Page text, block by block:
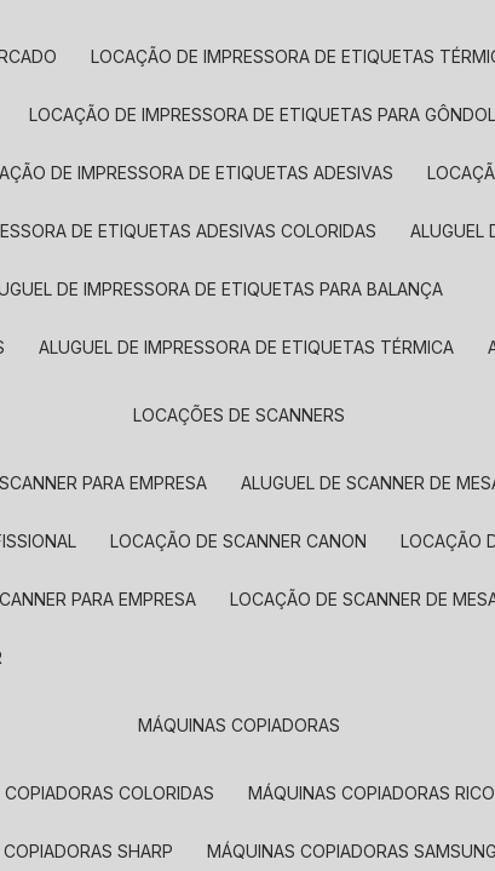
LOCAÇÃO DE IMPRESSORA DE ETIQUETAS
LOCAÇÃO DE IMPRESSORA DE ETIQUETAS PARA
DE IMPRESSORA DE ETIQUETAS ADESIVAS
DE ETIQUETAS ADESIVAS COLORIDAS
DE IMPRESSORA DE ETIQUETAS PARA BALANÇA
ALUGUEL DE IMPRESSORA DE ETIQUETAS TÉRMICA
LOCAÇÕES DE SCANNERS
SCANNER PARA EMPRESA ALUGUEL DE SCANNER DE
LOCAÇÃO DE SCANNER CANON LOCAÇÃO
PARA EMPRESA LOCAÇÃO DE SCANNER DE
MÁQUINAS COPIADORAS
COPIADORAS COLORIDAS MÁQUINAS COPIADORAS
COPIADORAS SHARP MÁQUINAS COPIADORAS SAMSUNG